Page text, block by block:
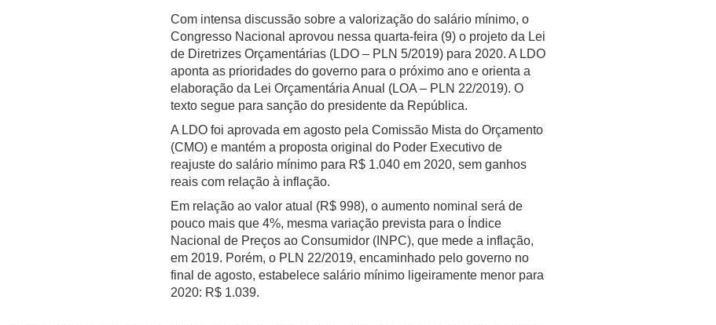
Com intensa discussão sobre a valorização do salário mínimo, o
Congresso Nacional aprovou nessa quarta-feira (9) o projeto da Lei
de Diretrizes Orçamentárias (LDO – PLN 5/2019) para 2020. A LDO
aponta as prioridades do governo para o próximo ano e orienta a
elaboração da Lei Orçamentária Anual (LOA – PLN 22/2019). O
texto segue para sanção do presidente da República.
A LDO foi aprovada em agosto pela Comissão Mista do Orçamento
(CMO) e mantém a proposta original do Poder Executivo de
reajuste do salário mínimo para R$ 1.040 em 2020, sem ganhos
reais com relação à inflação.
Em relação ao valor atual (R$ 998), o aumento nominal será de
pouco mais que 4%, mesma variação prevista para o Índice
Nacional de Preços ao Consumidor (INPC), que mede a inflação,
em 2019. Porém, o PLN 22/2019, encaminhado pelo governo no
final de agosto, estabelece salário mínimo ligeiramente menor para
2020: R$ 1.039.